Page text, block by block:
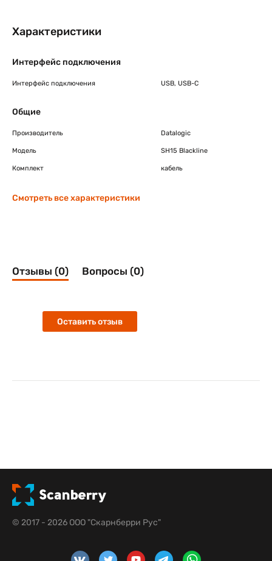
Характеристики
Интерфейс подключения
Интерфейс подключения USB, USB-C
Общие
Производитель Datalogic
Модель SH15 Blackline
Комплект кабель
Смотреть все характеристики
Отзывы (0) Вопросы (0)
Оставить отзыв
© 2017 - 2026 ООО "Скарнберри Рус"